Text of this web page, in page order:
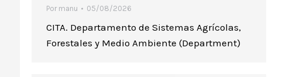
Por manu 05/08/2026
CITA. Departamento de Sistemas Agrícolas,
Forestales y Medio Ambiente (Department)